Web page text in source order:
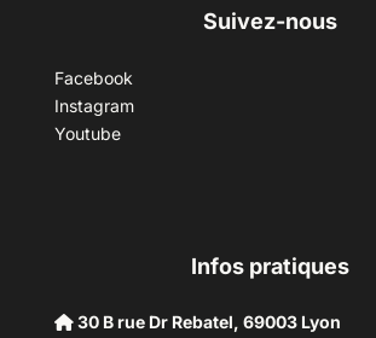
Suivez-nous
Facebook
Instagram
Youtube
Infos pratiques
30 B rue Dr Rebatel, 69003 Lyon